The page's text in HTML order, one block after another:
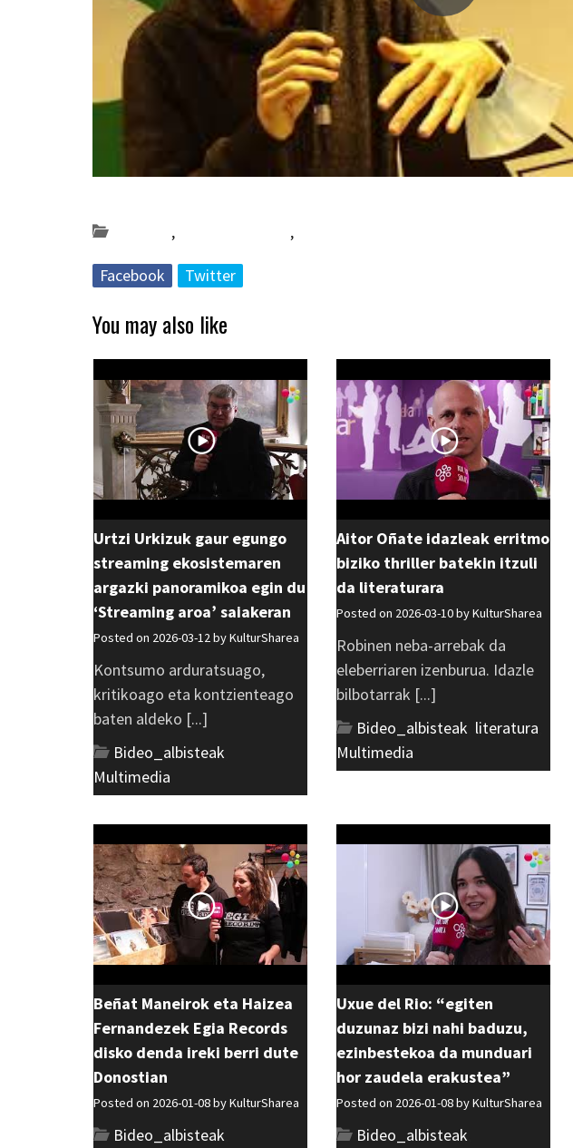
, ,
Facebook Twitter
You may also like
Urtzi Urkizuk gaur egungo
streaming ekosistemaren
argazki panoramikoa egin du
‘Streaming aroa’ saiakeran
Posted on 2026-03-12 byKulturSharea
Kontsumo arduratsuago,
kritikoago eta kontzienteago
baten aldeko [...]
Bideo_albisteak
Multimedia
Aitor Oñate idazleak erritmo
biziko thriller batekin itzuli
da literaturara
Posted on 2026-03-10 byKulturSharea
Robinen neba-arrebak da
eleberriaren izenburua. Idazle
bilbotarrak [...]
Bideo_albisteak literatura
Multimedia
Beñat Maneirok eta Haizea
Fernandezek Egia Records
disko denda ireki berri dute
Donostian
Posted on 2026-01-08 byKulturSharea
Bideo_albisteak
Uxue del Rio: “egiten
duzunaz bizi nahi baduzu,
ezinbestekoa da munduari
hor zaudela erakustea”
Posted on 2026-01-08 byKulturSharea
Bideo_albisteak